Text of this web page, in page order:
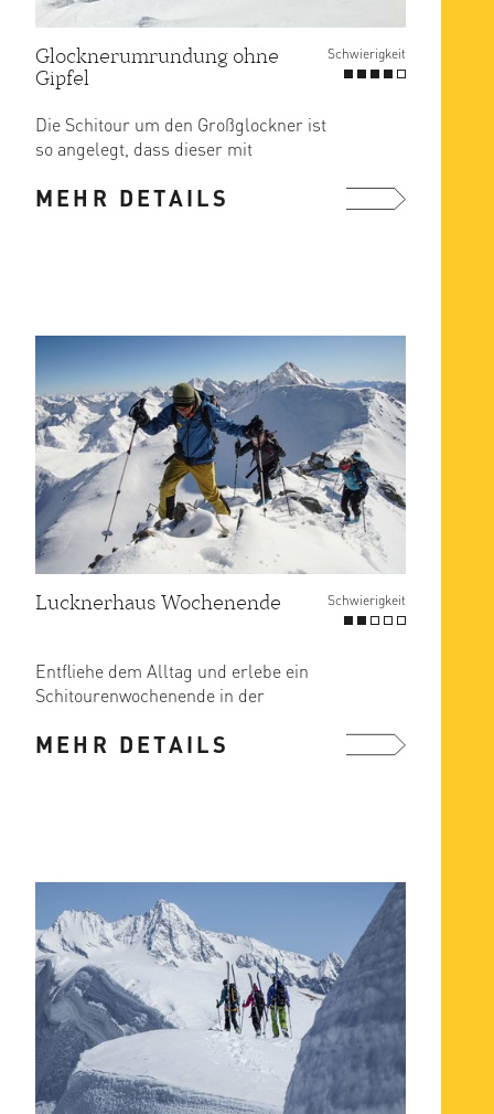
Glocknerumrundung ohne
Gipfel
Schwierigkeit
Die Schitour um den Großglockner ist
so angelegt, dass dieser mit
man ...
MEHR DETAILS
Lucknerhaus Wochenende Schwierigkeit
Entfliehe dem Alltag und erlebe ein
Schitourenwochenende in der
am ...
MEHR DETAILS